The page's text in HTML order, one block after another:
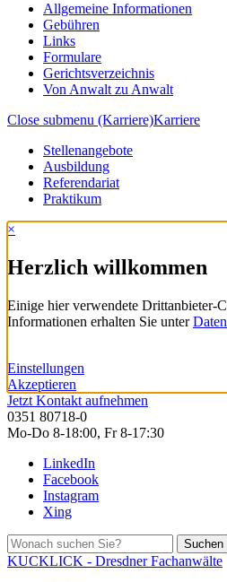
Allgemeine Informationen
Gebühren
Links
Formulare
Gerichtsverzeichnis
Von Anwalt zu Anwalt
Close submenu (Karriere)Karriere
Stellenangebote
Ausbildung
Referendariat
Praktikum
×
Herzlich willkommen
Einige hier verwendete Drittanbieter-
Informationen erhalten Sie unter
Einstellungen
Akzeptieren
Jetzt Kontakt aufnehmen
0351 80718-0
Mo-Do 8-18:00, Fr 8-17:30
LinkedIn
Facebook
Instagram
Xing
Suchen
KUCKLICK - Dresdner Fachanwälte